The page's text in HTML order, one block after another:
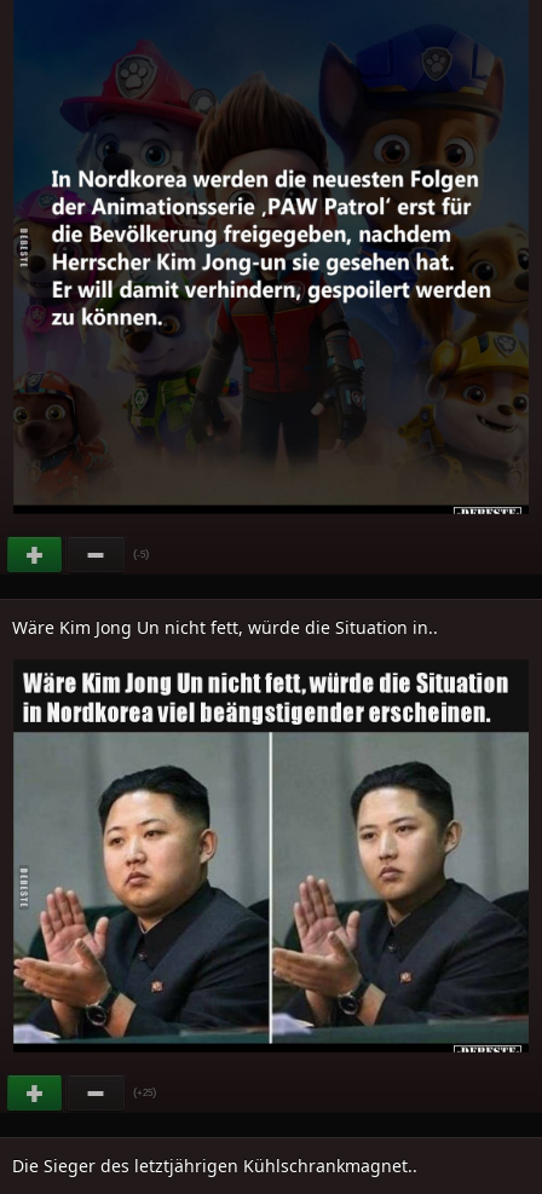
(-5)
Wäre Kim Jong Un nicht fett, würde die Situation in..
(+25)
Die Sieger des letztjährigen Kühlschrankmagnet..